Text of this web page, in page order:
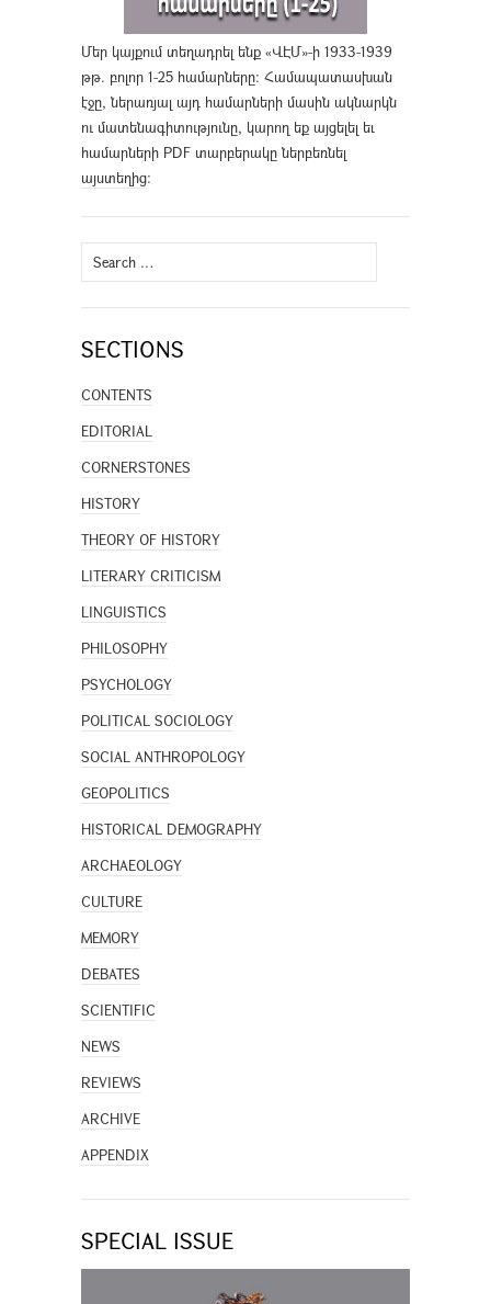
Մեր կայքում տեղադրել ենք «ՎԷՄ»-ի 1933-1939
թթ. բոլոր 1-25 համարները։ Համապատասխան
էջը, ներառյալ այդ համարների մասին ակնարկն
ու մատենագիտությունը, կարող եք այցելել եւ
համարների PDF տարբերակը ներբեռնել
այստեղից։
Search
for:
SECTIONS
CONTENTS
EDITORIAL
CORNERSTONES
HISTORY
THEORY OF HISTORY
LITERARY CRITICISM
LINGUISTICS
PHILOSOPHY
PSYCHOLOGY
POLITICAL SOCIOLOGY
SOCIAL ANTHROPOLOGY
GEOPOLITICS
HISTORICAL DEMOGRAPHY
ARCHAEOLOGY
CULTURE
MEMORY
DEBATES
SCIENTIFIC
NEWS
REVIEWS
ARCHIVE
APPENDIX
SPECIAL ISSUE